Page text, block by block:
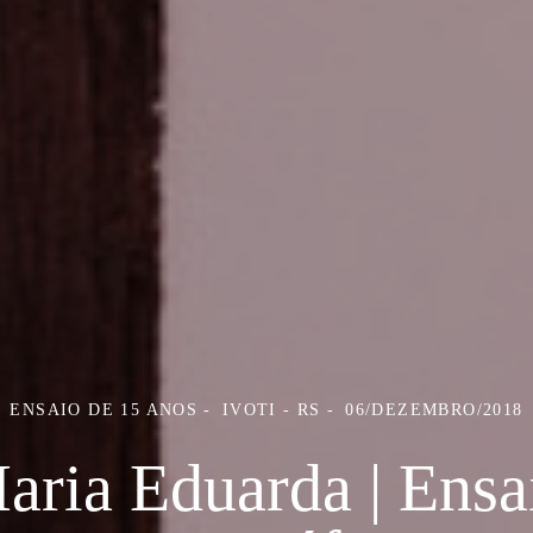
ENSAIO DE 15 ANOS IVOTI - RS 06/DEZEMBRO/2018
Eduarda |